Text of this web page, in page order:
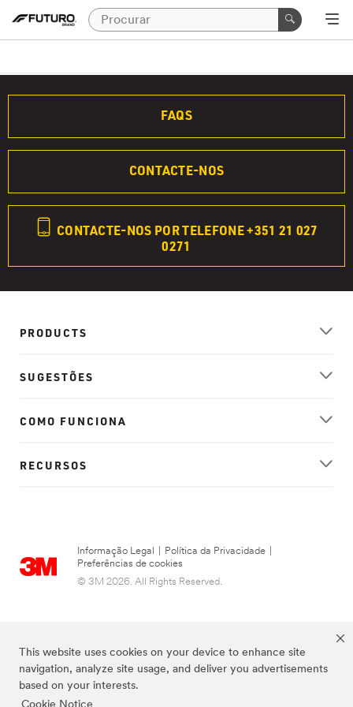
This website uses cookies on your device to enhance site
navigation, analyze site usage, and deliver you advertisements
based on your interests.
FAQS
CONTACTE-NOS
CONTACTE-NOS POR TELEFONE +351 21 027
0271
PRODUCTS
SUGESTÕES
COMO FUNCIONA
RECURSOS
Informação Legal Política da Privacidade
Preferências de cookies
© 3M 2026. All Rights Reserved.